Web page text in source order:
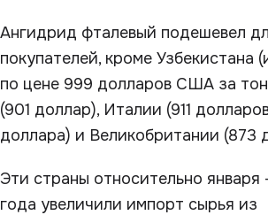
Ангидрид фталевый подешевел
покупателей, кроме Узбекистана
по цене 999 долларов США за
(901 доллар), Италии (911
доллара) и Великобритании (873
Эти страны относительно января
года увеличили импорт сырья из